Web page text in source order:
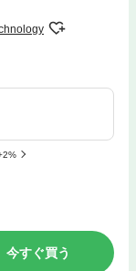
今すぐ買う